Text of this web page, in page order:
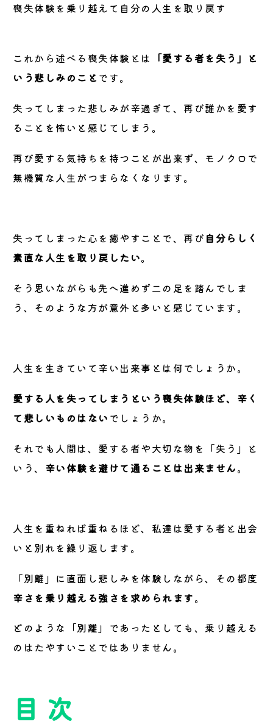
喪失体験を乗り越えて自分の人生を取り戻す
これから述べる喪失体験とは 「愛する者を失う」と
いう悲しみのこと です。
失ってしまった悲しみが辛過ぎて、再び誰かを愛す
ることを怖いと感じてしまう。
再び愛する気持ちを持つことが出来ず、モノクロで
無機質な人生がつまらなくなります。
失ってしまった心を癒やすことで、再び 自分らしく
素直な人生を取り戻したい。
そう思いながらも先へ進めず二の足を踏んでしま
う、そのような方が意外と多いと感じています。
人生を生きていて辛い出来事とは何でしょうか。
愛する人を失ってしまうという喪失体験ほど、辛く
て悲しいものはない でしょうか。
それでも人間は、愛する者や大切な物を「失う」と
いう、 辛い体験を避けて通ることは出来ません。
人生を重ねれば重ねるほど、私達は愛する者と出会
いと別れを繰り返します。
「別離」に直面し悲しみを体験しながら、その都度
辛さを乗り越える強さを求められます。
どのような「別離」であったとしても、乗り越える
のはたやすいことではありません。
目 次